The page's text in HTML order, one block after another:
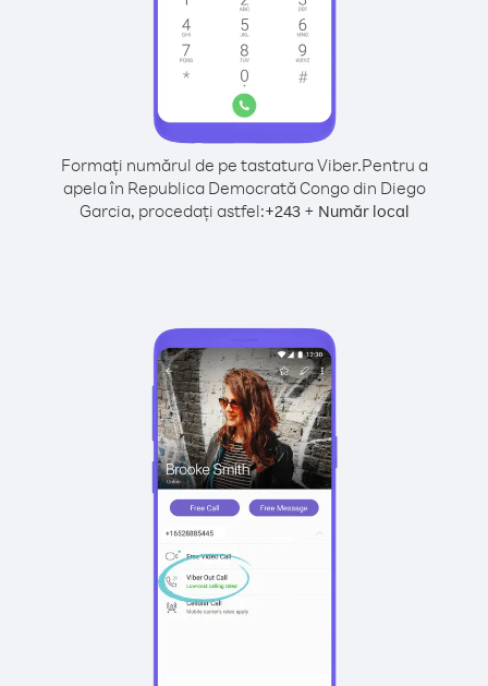
Formați numărul de pe tastatura Viber.Pentru a
apela în Republica Democrată Congo din Diego
Garcia, procedați astfel:+243+ Număr local